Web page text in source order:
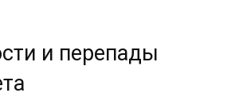
и перепады